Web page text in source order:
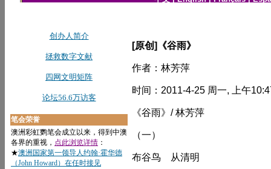
[原创]《谷雨》
作者：林芳萍
时间：2011-4-25 周一, 上午
《谷雨》/ 林芳萍
（一）
布谷鸟 从清明